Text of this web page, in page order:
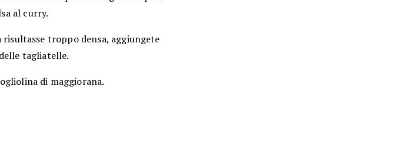
al curry.
risultasse troppo densa, aggiungete
tagliatelle.
di maggiorana.